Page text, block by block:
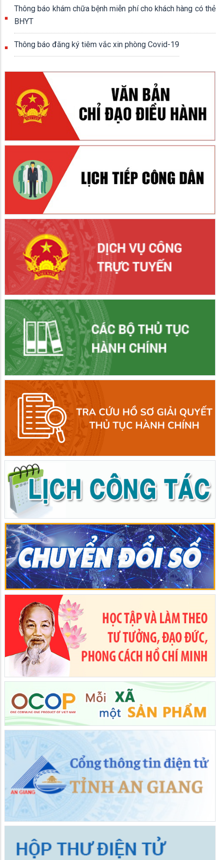
Thông báo khám chữa bệnh miễn phí cho khách hàng có thẻ
BHYT
Thông báo đăng ký tiêm vắc xin phòng Covid-19